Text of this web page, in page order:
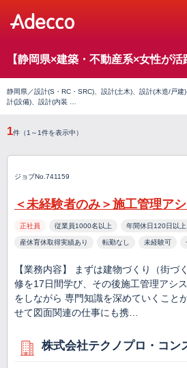
【静岡県×建築・不動産系×女性が
静岡県／設計(S・RC・SRC)、設計(土木)、設計(木造/戸建
計(設備)、設計(内装 …
1件（1～1件を表示中）
ジョブNo.741159
＜未経験者のみ＞施工管理ア
正社員 従業員1000名以上 年間休日120日以上
産休育休取得実績あり 転勤なし 未経験可
【業務内容】 まずは建物づくり（街づ
修を17日間学び、その後施工管理アシ
をしながら 専門知識を深めていくこと
せて図面関連の仕事にも携…
株式会社テクノプロ・コン